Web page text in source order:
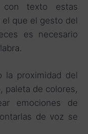
con texto estas
que el gesto del
es necesario
la proximidad del
paleta de colores,
emociones de
de voz se